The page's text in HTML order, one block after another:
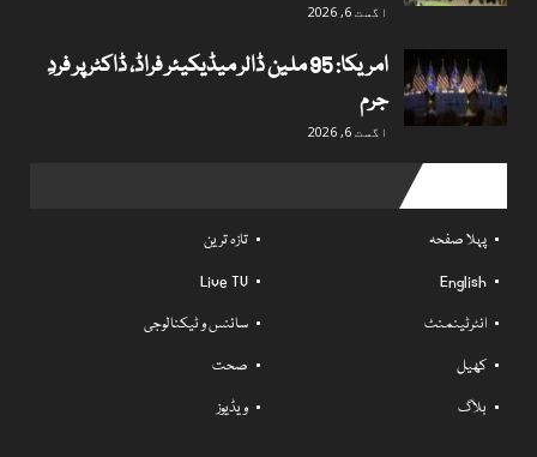
اگست 6, 2026
امریکا: 95 ملین ڈالر میڈیکیئر فراڈ، ڈاکٹر پر فردِ
جرم
اگست 6, 2026
پہلا صفحہ
تازہ ترین
English
Live TV
انٹرٹینمنٹ
سائنس و ٹیکنالوجی
کھیل
صحت
بلاگ
ویڈیوز